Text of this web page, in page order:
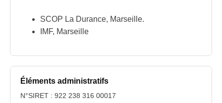
SCOP La Durance, Marseille.
IMF, Marseille
Éléments administratifs
N°SIRET : 922 238 316 00017